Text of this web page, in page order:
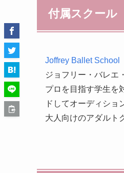
付属スクール
Joffrey Ballet School
ジョフリー・バレエ
プロを目指す学生を
ドしてオーディショ
大人向けのアダルト